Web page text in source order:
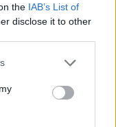
the IAB’s List of
disclose it to other
or more Google
You may click to
party tags to
in below Google